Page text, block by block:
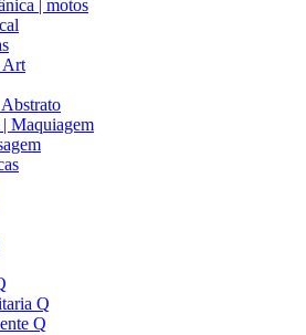
| motos
Art
Maquiagem
Q
Q